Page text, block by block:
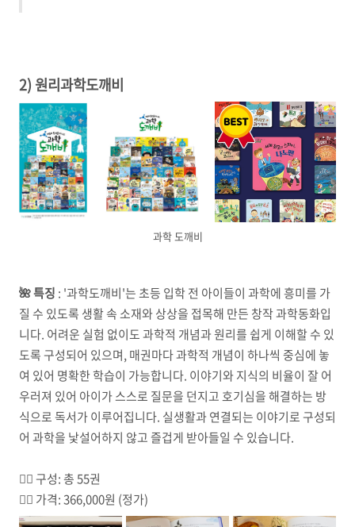
2) 원리과학도깨비
과학 도깨비
🌺 특징 : '과학도깨비'는 초등 입학 전 아이들이 과학에 흥미를 가
질 수 있도록 생활 속 소재와 상상을 접목해 만든 창작 과학동화입
니다. 어려운 실험 없이도 과학적 개념과 원리를 쉽게 이해할 수 있
도록 구성되어 있으며, 매권마다 과학적 개념이 하나씩 중심에 놓
여 있어 명확한 학습이 가능합니다. 이야기와 지식의 비율이 잘 어
우러져 있어 아이가 스스로 질문을 던지고 호기심을 해결하는 방
식으로 독서가 이루어집니다. 실생활과 연결되는 이야기로 구성되
어 과학을 낯설어하지 않고 즐겁게 받아들일 수 있습니다.
☝🏼 구성: 총 55권
✌🏼 가격: 366,000원 (정가)